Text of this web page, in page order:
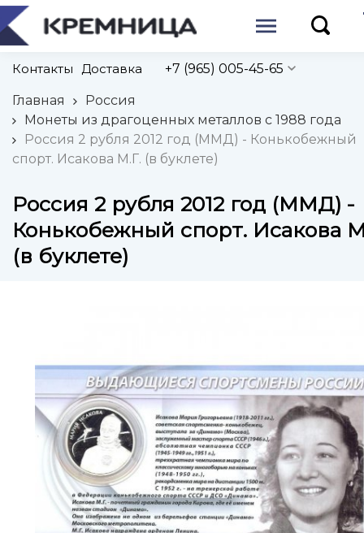
Контакты Доставка +7 (965) 005-45-65
Главная
Россия
Монеты из драгоценных металлов с 1988 года
Россия 2 рубля 2012 год (ММД) - Конькобежный
спорт. Исакова М.Г. (в буклете)
Россия 2 рубля 2012 год (ММД) -
Конькобежный спорт. Исакова
(в буклете)